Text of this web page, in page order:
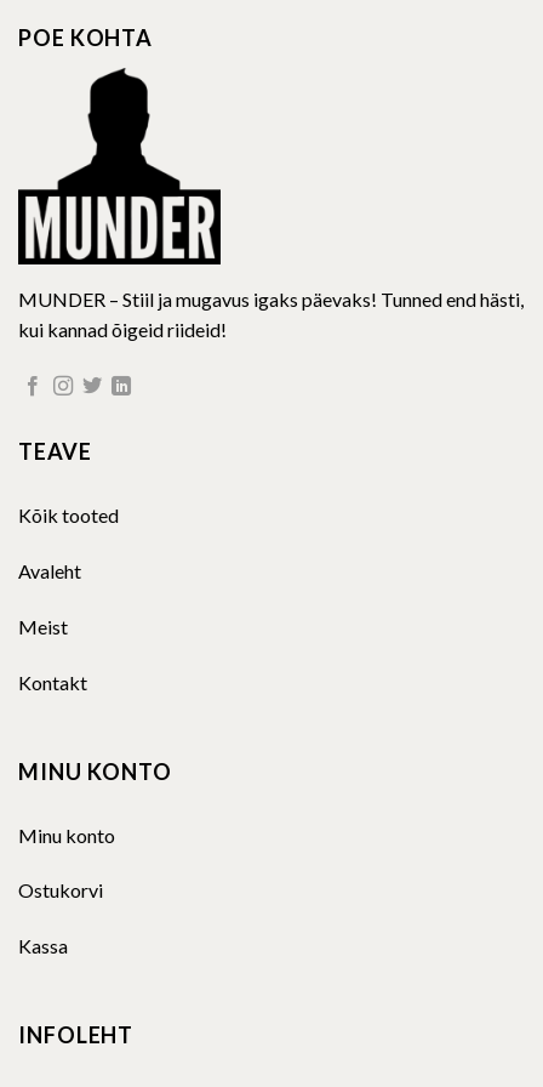
may
chosen
on
the
product
page
POE KOHTA
MUNDER – Stiil ja mugavus igaks päevaks! Tunned end hästi,
kui kannad õigeid riideid!
TEAVE
Kõik tooted
Avaleht
Meist
Kontakt
MINU KONTO
Minu konto
Ostukorvi
Kassa
INFOLEHT